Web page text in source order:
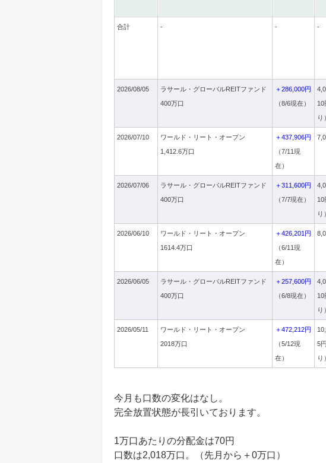
合計 - - -
2026/08/05
ラサール・グローバルREITファンド
400万口
＋286,000円
（8/6現在）
10
り）
2026/07/10
ワールド・リート・オープン
1,412.6万口
＋437,906円
（7/11現
在）
2026/07/06
ラサール・グローバルREITファンド
400万口
＋311,600円
（7/7現在）
10
り）
2026/06/10
ワールド・リート・オープン
1614.4万口
＋426,201円
（6/11現
在）
2026/06/05
ラサール・グローバルREITファンド
400万口
＋257,600円
（6/8現在）
10
り）
2026/05/11
ワールド・リート・オープン
2018万口
＋472,212円
（5/12現
在）
5
り）
今月も口数の変化はなし。
完全放置状態が長引いております。
1万口あたりの分配金は70円
口数は2,018万口。（先月から＋0万口）